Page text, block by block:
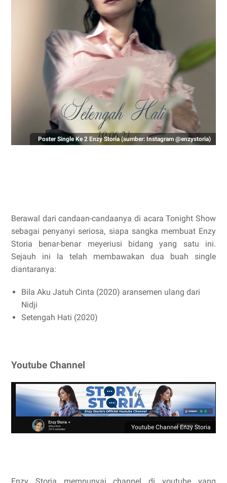
Poster Single Ke 2 Enzy Storia (sumber: Instagram @enzystoria)
Berawal dari candaan-candaanya di acara Tonight Show
sebagai penyanyi seriosa, siapa sangka membuat Enzy
Storia benar-benar meyeriusi bidang yang satu ini.
Sejauh ini Ia telah membawakan dua buah single
diantaranya:
Bila Aku Jatuh Cinta (2020) aransemen ulang dari
Nidji
Setengah Hati (2020)
Youtube Channel
Youtube Channel Enzy Storia